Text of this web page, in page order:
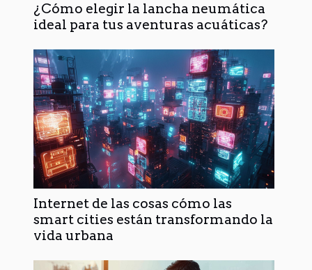
¿Cómo elegir la lancha neumática
ideal para tus aventuras acuáticas?
Internet de las cosas cómo las
smart cities están transformando la
vida urbana